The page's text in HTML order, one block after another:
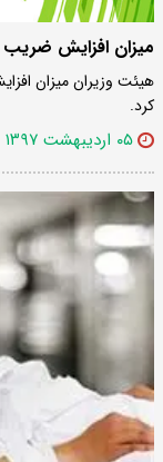
میزان افزایش
کرد.
۰۵ اردیبهشت ۱۳۹۷